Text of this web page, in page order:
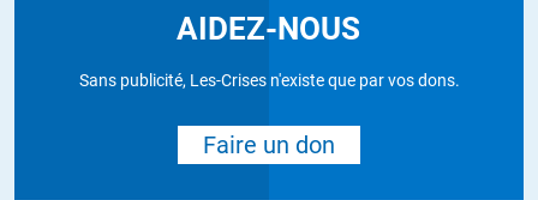
AIDEZ-NOUS
Sans publicité, Les-Crises n'existe que par vos dons.
Faire un don